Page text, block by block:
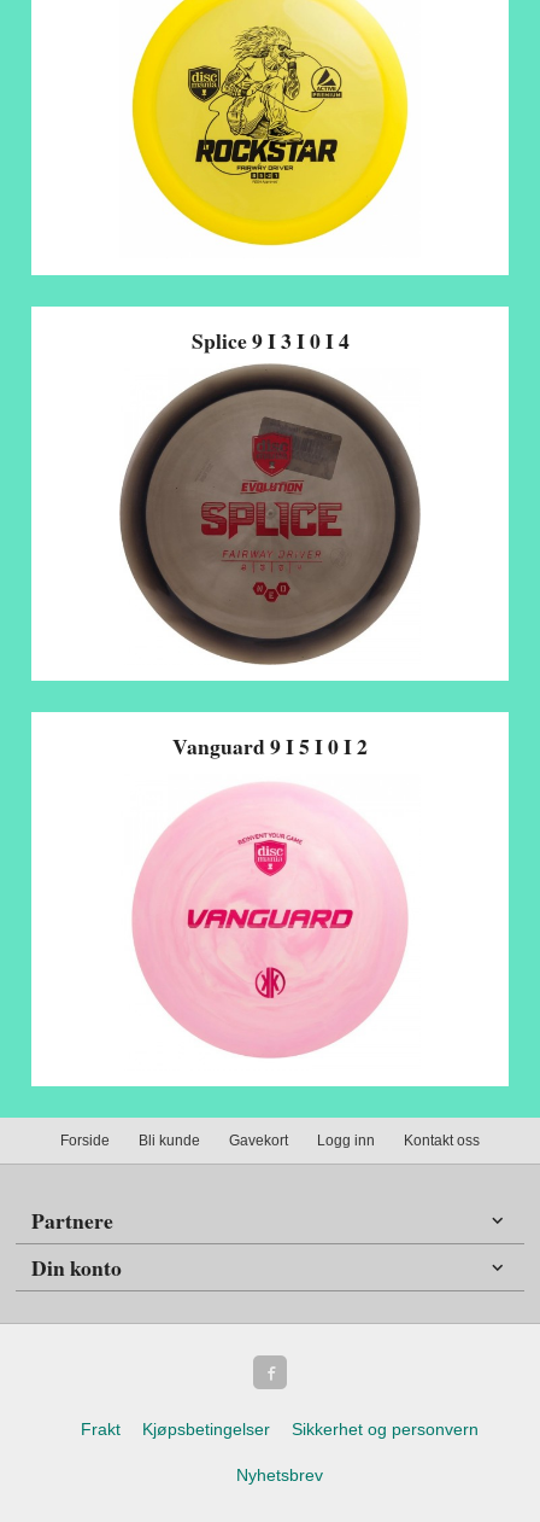
Splice 9 I 3 I 0 I 4
Vanguard 9 I 5 I 0 I 2
Forside Bli kunde Gavekort Logg inn Kontakt oss
Partnere
Din konto
Frakt Kjøpsbetingelser Sikkerhet og personvern
Nyhetsbrev